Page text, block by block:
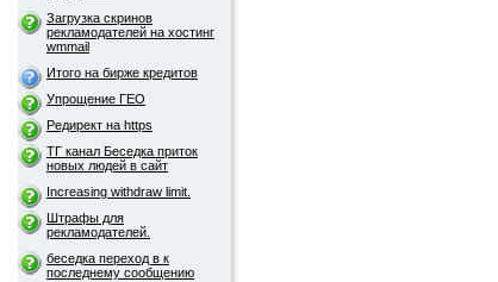
Загрузка скринов
рекламодателей на хостинг
wmmail
Итого на бирже кредитов
Упрощение ГЕО
Редирект на https
ТГ канал Беседка приток
новых людей в сайт
Increasing withdraw limit.
Штрафы для
рекламодателей.
беседка переход в к
последнему сообщению